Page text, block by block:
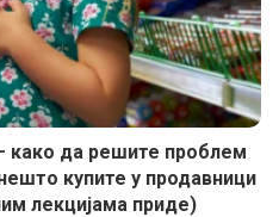
како да решите проблем
купите у продавници
лекцијама приде)